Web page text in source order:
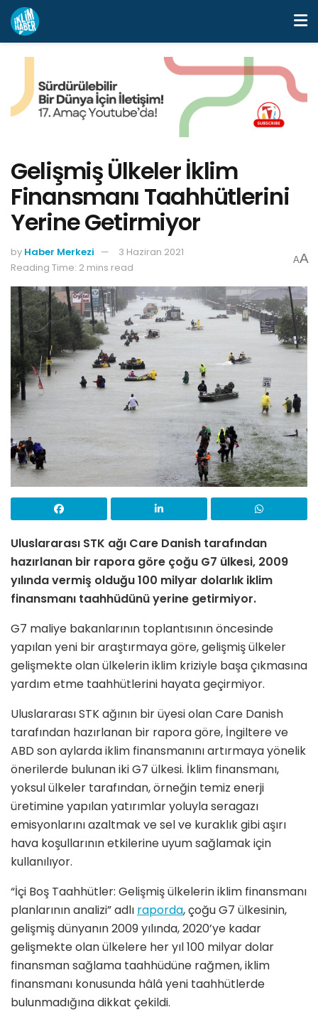
Gelişmiş Ülkeler İklim
Finansmanı Taahhütlerini
Yerine Getirmiyor
by Haber Merkezi
3 Haziran 2021
Reading Time: 2 mins read
AA
Uluslararası STK ağı Care Danish tarafından
hazırlanan bir rapora göre çoğu G7 ülkesi, 2009
yılında vermiş olduğu 100 milyar dolarlık iklim
finansmanı taahhüdünü yerine getirmiyor.
G7 maliye bakanlarının toplantısının öncesinde
yapılan yeni bir araştırmaya göre, gelişmiş ülkeler
gelişmekte olan ülkelerin iklim kriziyle başa çıkmasına
yardım etme taahhütlerini hayata geçirmiyor.
Uluslararası STK ağının bir üyesi olan Care Danish
tarafından hazırlanan bir rapora göre, İngiltere ve
ABD son aylarda iklim finansmanını artırmaya yönelik
önerilerde bulunan iki G7 ülkesi. İklim finansmanı,
yoksul ülkeler tarafından, örneğin temiz enerji
üretimine yapılan yatırımlar yoluyla seragazı
emisyonlarını azaltmak ve sel ve kuraklık gibi aşırı
hava koşullarının etkilerine uyum sağlamak için
kullanılıyor.
“İçi Boş Taahhütler: Gelişmiş ülkelerin iklim finansmanı
planlarının analizi” adlı raporda, çoğu G7 ülkesinin,
gelişmiş dünyanın 2009 yılında, 2020’ye kadar
gelişmekte olan ülkelere her yıl 100 milyar dolar
finansman sağlama taahhüdüne rağmen, iklim
finansmanı konusunda hâlâ yeni taahhütlerde
bulunmadığına dikkat çekildi.